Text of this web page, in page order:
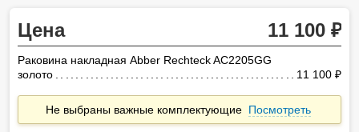
Цена 11 100
Раковина накладная Abber Rechteck AC2205GG
золото
11 100
Не выбраны важные комплектующие Посмотреть